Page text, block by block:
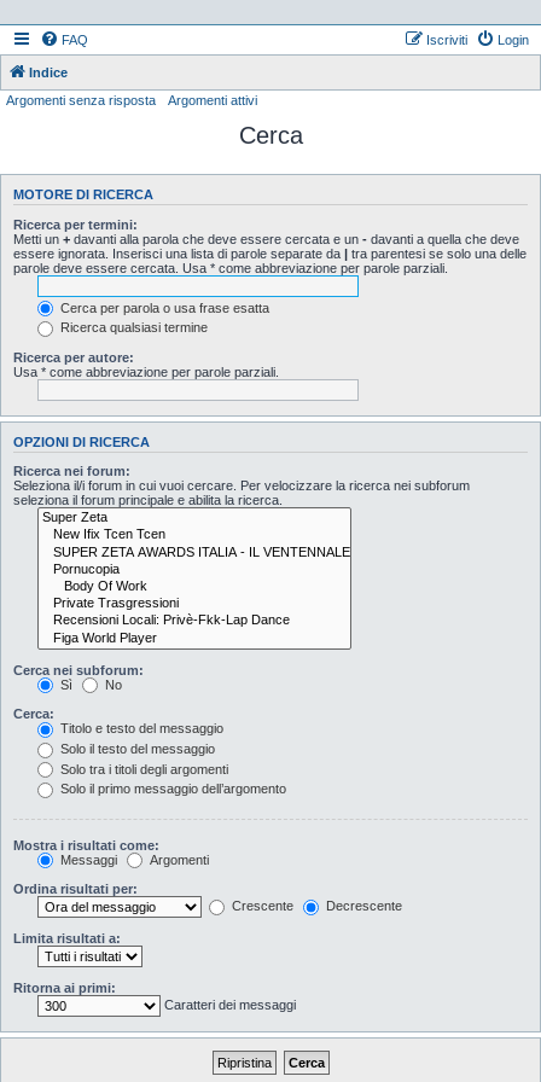
FAQ Login
Iscriviti
Indice
Argomenti senza risposta
Argomenti attivi
Cerca
MOTORE DI RICERCA
Ricerca per termini:
Metti un + davanti alla parola che deve essere cercata e un - davanti a quella che deve
essere ignorata. Inserisci una lista di parole separate da | tra parentesi se solo una delle
parole deve essere cercata. Usa * come abbreviazione per parole parziali.
Cerca per parola o usa frase esatta
Ricerca qualsiasi termine
Ricerca per autore:
Usa * come abbreviazione per parole parziali.
OPZIONI DI RICERCA
Ricerca nei forum:
Seleziona il/i forum in cui vuoi cercare. Per velocizzare la ricerca nei subforum
seleziona il forum principale e abilita la ricerca.
Cerca nei subforum:
Sì
No
Cerca:
Titolo e testo del messaggio
Solo il testo del messaggio
Solo tra i titoli degli argomenti
Solo il primo messaggio dell’argomento
Mostra i risultati come:
Messaggi
Argomenti
Ordina risultati per:
Crescente
Decrescente
Limita risultati a:
Ritorna ai primi:
Caratteri dei messaggi